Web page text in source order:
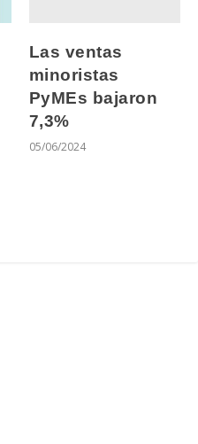
Las ventas
minoristas
PyMEs bajaron
7,3%
05/06/2024